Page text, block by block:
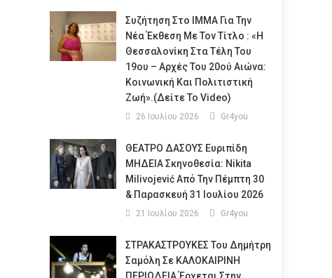
Συζήτηση Στο ΙΜΜΑ Για Την
Νέα Έκθεση Με Τον Τίτλο : «Η
Θεσσαλονίκη Στα Τέλη Του
19ου – Αρχές Του 20ού Αιώνα:
Κοινωνική Και Πολιτιστική
Ζωή».(Δείτε Το Video)
26 Ιουλίου 2026 Gr4you
ΘΕΑΤΡΟ ΔΑΣΟΥΣ Ευριπίδη
ΜΗΔΕΙΑ Σκηνοθεσία: Nikita
Milivojević Από Την Πέμπτη 30
& Παρασκευή 31 Ιουλίου 2026
21 Ιουλίου 2026 Gr4you
ΣΤΡΑΚΑΣΤΡΟΥΚΕΣ Του Δημήτρη
Σαμόλη Σε ΚΑΛΟΚΑΙΡΙΝΗ